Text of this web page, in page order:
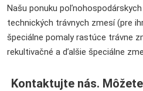
Našu ponuku
technických trávnych zmesí (pre
špeciálne pomaly rastúce trávne
rekultivačné a ďalšie špeciálne
Kontaktujte nás.